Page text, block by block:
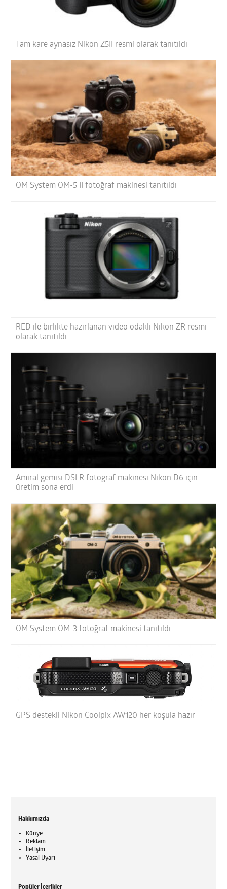
Tam kare aynasız Nikon Z5II resmi olarak tanıtıldı
OM System OM-5 II fotoğraf makinesi tanıtıldı
RED ile birlikte hazırlanan video odaklı Nikon ZR resmi
olarak tanıtıldı
Amiral gemisi DSLR fotoğraf makinesi Nikon D6 için
üretim sona erdi
OM System OM-3 fotoğraf makinesi tanıtıldı
GPS destekli Nikon Coolpix AW120 her koşula hazır
Hakkımızda
Künye
Reklam
İletişim
Yasal Uyarı
Popüler İçerikler